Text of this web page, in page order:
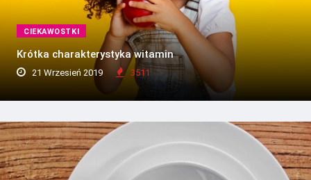
CIEKAWOSTKI
Krótka charakterystyka witamin
21 Wrzesień 2019 3511